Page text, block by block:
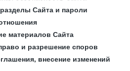
Сайта и пароли
материалов Сайта
и разрешение споров
внесение изменений